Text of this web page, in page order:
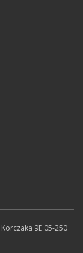
Korczaka 9E 05-250